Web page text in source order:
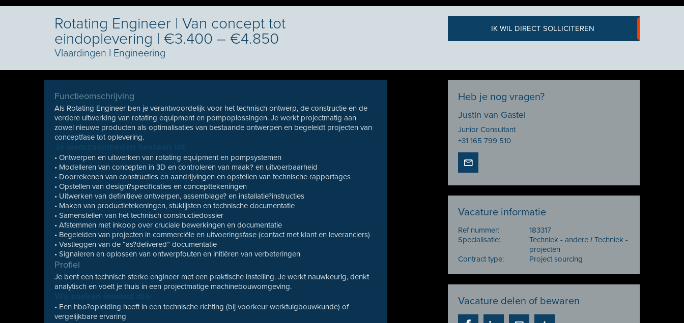
Rotating Engineer | Van concept tot
eindoplevering | €3.400 – €4.850
Vlaardingen I Engineering
IK WIL DIRECT SOLLICITEREN
Functieomschrijving
Als Rotating Engineer ben je verantwoordelijk voor het technisch ontwerp, de constructie en de
verdere uitwerking van rotating equipment en pompoplossingen. Je werkt projectmatig aan
zowel nieuwe producten als optimalisaties van bestaande ontwerpen en begeleidt projecten van
conceptfase tot oplevering.
• Ontwerpen en uitwerken van rotating equipment en pompsystemen
• Modelleren van concepten in 3D en controleren van maak? en uitvoerbaarheid
• Doorrekenen van constructies en aandrijvingen en opstellen van technische rapportages
• Opstellen van design?specificaties en concepttekeningen
• Uitwerken van definitieve ontwerpen, assemblage? en installatie?instructies
• Maken van productietekeningen, stuklijsten en technische documentatie
• Samenstellen van het technisch constructiedossier
• Afstemmen met inkoop over cruciale bewerkingen en documentatie
• Begeleiden van projecten in commerciële en uitvoeringsfase (contact met klant en leveranciers)
• Vastleggen van de “as?delivered” documentatie
• Signaleren en oplossen van ontwerpfouten en initiëren van verbeteringen
Profiel
Je bent een technisch sterke engineer met een praktische instelling. Je werkt nauwkeurig, denkt
analytisch en voelt je thuis in een projectmatige machinebouwomgeving.
• Een hbo?opleiding heeft in een technische richting (bij voorkeur werktuigbouwkunde) of
vergelijkbare ervaring
Heb je nog vragen?
Justin van Gastel
Junior Consultant
+31 165 799 510
Vacature informatie
Ref nummer:
183317
Specialisatie:
Techniek - andereI Techniek -
projecten
Contract type:
Project sourcing
Vacature delen of bewaren